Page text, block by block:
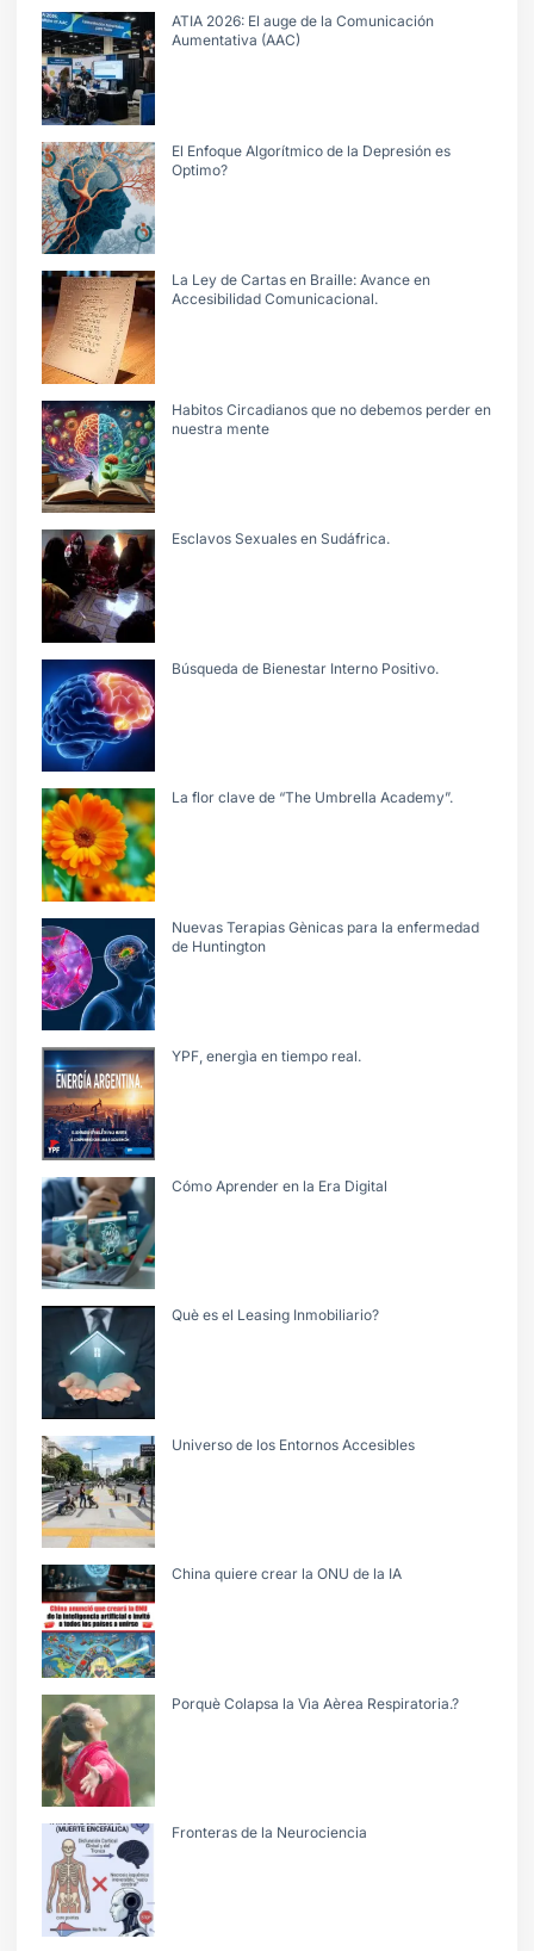
ATIA 2026: El auge de la Comunicación
Aumentativa (AAC)
El Enfoque Algorítmico de la Depresión es
Optimo?
La Ley de Cartas en Braille: Avance en
Accesibilidad Comunicacional.
Habitos Circadianos que no debemos perder en
nuestra mente
Esclavos Sexuales en Sudáfrica.
Búsqueda de Bienestar Interno Positivo.
La flor clave de “The Umbrella Academy”.
Nuevas Terapias Gènicas para la enfermedad
de Huntington
YPF, energìa en tiempo real.
Cómo Aprender en la Era Digital
Què es el Leasing Inmobiliario?
Universo de los Entornos Accesibles
China quiere crear la ONU de la IA
Porquè Colapsa la Vìa Aèrea Respiratoria.?
Fronteras de la Neurociencia